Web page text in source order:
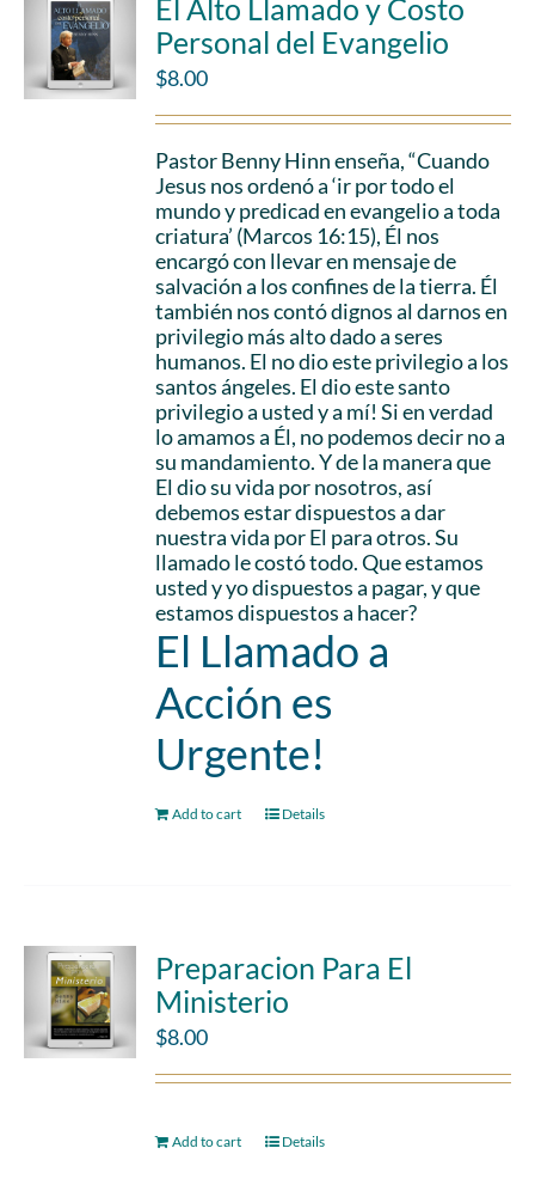
El Alto Llamado y Costo
Personal del Evangelio
$8.00
Pastor Benny Hinn enseña, “Cuando
Jesus nos ordenó a ‘ir por todo el
mundo y predicad en evangelio a toda
criatura’ (Marcos 16:15), Él nos
encargó con llevar en mensaje de
salvación a los confines de la tierra. Él
también nos contó dignos al darnos en
privilegio más alto dado a seres
humanos. El no dio este privilegio a los
santos ángeles. El dio este santo
privilegio a usted y a mí! Si en verdad
lo amamos a Él, no podemos decir no a
su mandamiento. Y de la manera que
El dio su vida por nosotros, así
debemos estar dispuestos a dar
nuestra vida por El para otros. Su
llamado le costó todo. Que estamos
usted y yo dispuestos a pagar, y que
estamos dispuestos a hacer?
El Llamado a
Acción es
Urgente!
Add to cart Details
Preparacion Para El
Ministerio
$8.00
Add to cart Details